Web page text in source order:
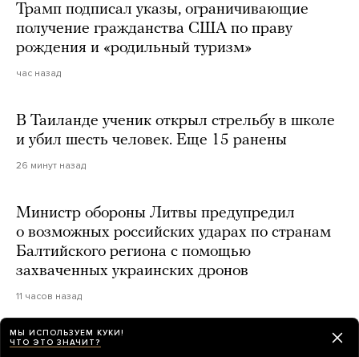
Трамп подписал указы, ограничивающие
получение гражданства США по праву
рождения и «родильный туризм»
час назад
В Таиланде ученик открыл стрельбу в школе
и убил шесть человек. Еще 15 ранены
26 минут назад
Министр обороны Литвы предупредил
о возможных российских ударах по странам
Балтийского региона с помощью
захваченных украинских дронов
11 часов назад
В России снимут ситком «ПВЗ» о пункте
МЫ ИСПОЛЬЗУЕМ КУКИ!
ЧТО ЭТО ЗНАЧИТ?